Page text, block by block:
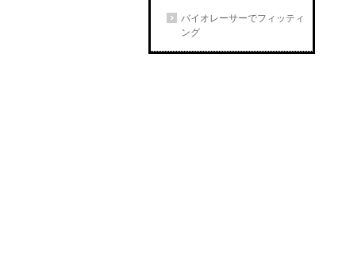
バイオレーサーでフィッティ
ング